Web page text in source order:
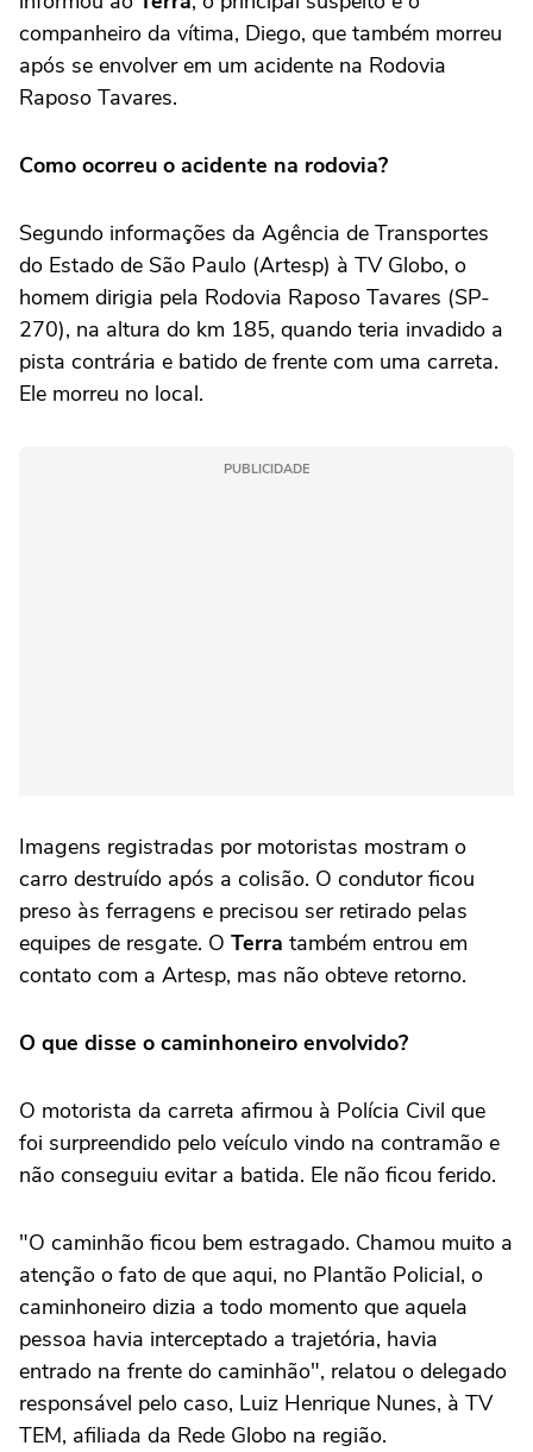
companheiro da vítima, Diego, que também morreu
após se envolver em um acidente na Rodovia
Raposo Tavares.
Como ocorreu o acidente na rodovia?
Segundo informações da Agência de Transportes
do Estado de São Paulo (Artesp) à TV Globo, o
homem dirigia pela Rodovia Raposo Tavares (SP-
270), na altura do km 185, quando teria invadido a
pista contrária e batido de frente com uma carreta.
Ele morreu no local.
PUBLICIDADE
Imagens registradas por motoristas mostram o
carro destruído após a colisão. O condutor ficou
preso às ferragens e precisou ser retirado pelas
equipes de resgate. O Terra também entrou em
contato com a Artesp, mas não obteve retorno.
O que disse o caminhoneiro envolvido?
O motorista da carreta afirmou à Polícia Civil que
foi surpreendido pelo veículo vindo na contramão e
não conseguiu evitar a batida. Ele não ficou ferido.
"O caminhão ficou bem estragado. Chamou muito a
atenção o fato de que aqui, no Plantão Policial, o
caminhoneiro dizia a todo momento que aquela
pessoa havia interceptado a trajetória, havia
entrado na frente do caminhão", relatou o delegado
responsável pelo caso, Luiz Henrique Nunes, à TV
TEM, afiliada da Rede Globo na região.